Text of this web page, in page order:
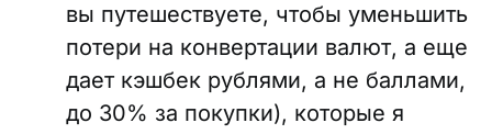
вы путешествуете, чтобы уменьшить
потери на конвертации валют, а еще
дает кэшбек рублями, а не баллами,
до 30% за покупки), которые я